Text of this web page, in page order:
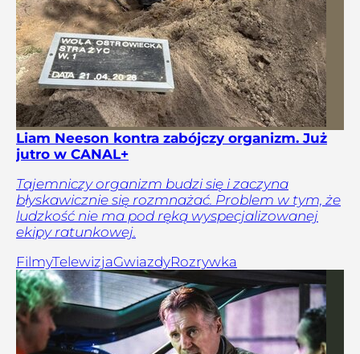
Liam Neeson kontra zabójczy organizm. Już
jutro w CANAL+
Tajemniczy organizm budzi się i zaczyna
błyskawicznie się rozmnażać. Problem w tym, że
ludzkość nie ma pod ręką wyspecjalizowanej
ekipy ratunkowej.
FilmyTelewizjaGwiazdyRozrywka